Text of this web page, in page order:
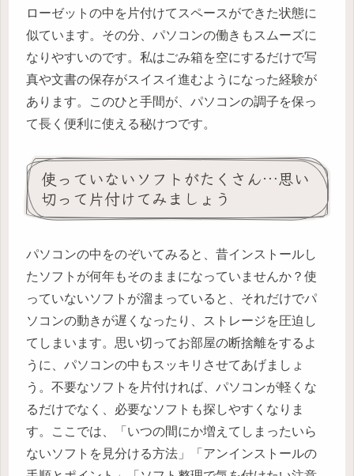
ローゼットの中を片付けてスペースができた状態に
似ています。その分、パソコンの働きもスムーズに
なりやすいのです。私はごみ箱を空にするだけで写
真や文書の保存がスイスイ進むようになった経験が
あります。このひと手間が、パソコンの調子を保っ
て長く便利に使える秘けつです。
使っていないソフトがたくさん…思い
切って片付けてみましょう
パソコンの中をのぞいてみると、昔インストールし
たソフトが何年もそのままになっていませんか？使
っていないソフトが溜まっていると、それだけでパ
ソコンの動きが遅くなったり、ストレージを圧迫し
てしまいます。思い切ってお部屋の断捨離をするよ
うに、パソコンの中もスッキリさせてあげましょ
う。不要なソフトを片付ければ、パソコンが軽くな
るだけでなく、必要なソフトも探しやすくなりま
す。ここでは、「いつの間にか増えてしまったいら
ないソフトを見分ける方法」「アンインストールの